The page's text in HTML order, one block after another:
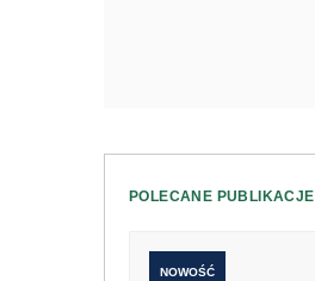
POLECANE PUBLIKACJE
NOWOŚĆ